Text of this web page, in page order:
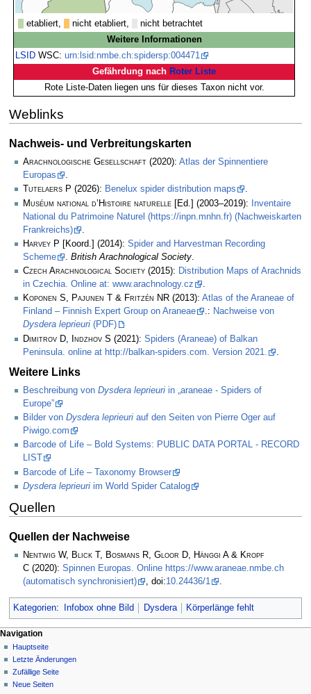
etabliert, nicht etabliert,
nicht betrachtet
Weitere Informationen
LSID WSC:urn:lsid:nmbe.ch:spidersp:004471
Gefährdung nach Roter Liste
Rote Liste-Daten liegen uns für dieses Taxon nicht vor.
Weblinks
Nachweis- und Verbreitungskarten
Arachnologische Gesellschaft (2020): Atlas der Spinnentiere
Europas
.
Tutelaers P (2026): Benelux spider distribution maps
.
Muséum national d’Histoire naturelle [Ed.] (2003–2019):
Inventaire
National du Patrimoine Naturel (https://inpn.mnhn.fr) (Nachweiskarten
Frankreichs)
Harvey P [Koord.] (2014): Spider and Harvestman Recording
Scheme
. British Arachnological Society.
Czech Arachnological Society (2015): Distribution Maps of Arachnids
in Czechia. Online at: www.arachnology.cz
.
Koponen S, Pajunen T & Fritzén NR (2013): Atlas of the Araneae of
Finland – Finnish Expert Group on Araneae
.: Nachweise von
Dysdera leprieuri (PDF)
Dimitrov D, Indzhov S (2021): Spiders (Araneae) of Balkan
Peninsula. online at http://balkan-spiders.com. Version 2021.
Weitere Links
Beschreibung von Dysdera leprieuri in „araneae - Spiders of
Europe”
Bilder von Dysdera leprieuri auf den Seiten von Pierre Oger auf
Piwigo.com
Barcode of Life – Bold Systems: PUBLIC DATA PORTAL - RECORD
LIST
Barcode of Life – Taxonomy Browser
Dysdera leprieuri im World Spider Catalog
Quellen
Quellen der Nachweise
Nentwig W, Blick T, Bosmans R, Gloor D, Hänggi A & Kropf
C (2020): Spinnen Europas. Online https://www.araneae.nmbe.ch
(automatisch synchronisiert)
, doi:10.24436/1 .
Kategorien: Infobox ohne Bild Dysdera Körperlänge fehlt
Navigation
Hauptseite
Letzte Änderungen
Zufällige Seite
Neue Seiten